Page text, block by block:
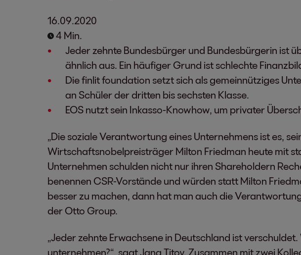
16.09.2020
4 Min.
Jeder zehnte Bundesbürger und Bundesbürgerin ist
ähnlich aus. Ein häufiger Grund ist schlechte
Die finlit foundation setzt sich als gemeinnütziges
an Schüler der dritten bis sechsten Klasse.
EOS nutzt sein Inkasso-Knowhow, um privater
„Die soziale Verantwortung eines Unternehmens ist es,
Wirtschaftsnobelpreisträger Milton Friedman heute mit
Unternehmen schulden nicht nur ihren Shareholdern
benennen CSR-Vorstände und würden statt Milton
besser zu machen, dann hat man auch die
der Otto Group.
„Jeder zehnte Erwachsene in Deutschland ist
unternehmen?“, sagt Jana Titov. Zusammen mit zwei